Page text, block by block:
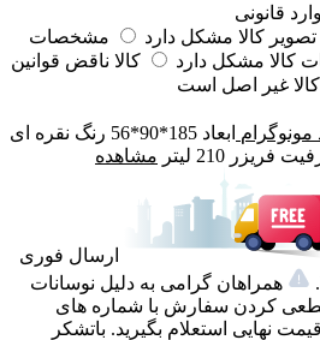
قانونی
تصویر کالا مشکل دارد
مشخصات
کالا مشکل دارد
کالا ناقض قوانین
کالا غیر اصل است
مونوگرام ابعاد 185*90*56 رنگ نقره ای
فریزر 210 لیتر مشاهده
ارسال فوری
همراهان گرامی به دلیل نوسانات
کردن سفارش با شماره های
نهایی استعلام بگیرید. باتشکر